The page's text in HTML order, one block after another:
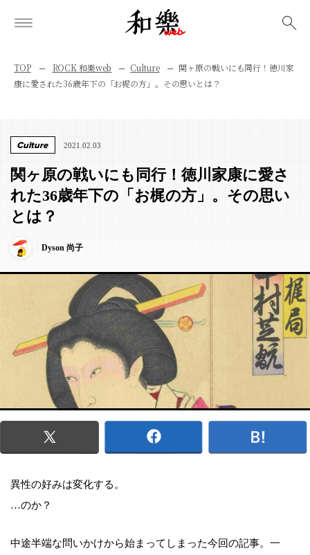
TOP ROCK 和樂web Culture
関ヶ原の戦いにも同行！徳川家
康に愛された36歳年下の「お梶の方」。その思いとは？
Culture 2021.02.03
関ヶ原の戦いにも同行！徳川家康に愛さ
れた36歳年下の「お梶の方」。その思い
とは？
Dyson 尚子
異性の好みは変化する。
…のか？
中途半端な問いかけから始まってしまった今回の記事。一